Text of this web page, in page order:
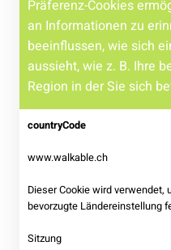
Präferenz-Cookies
an Informationen zu
beeinflussen, wie sich
aussieht, wie z. B. Ihre
Region in der Sie sich
countryCode
www.walkable.ch
Dieser Cookie wird
bevorzugte Ländereinstellung
Sitzung